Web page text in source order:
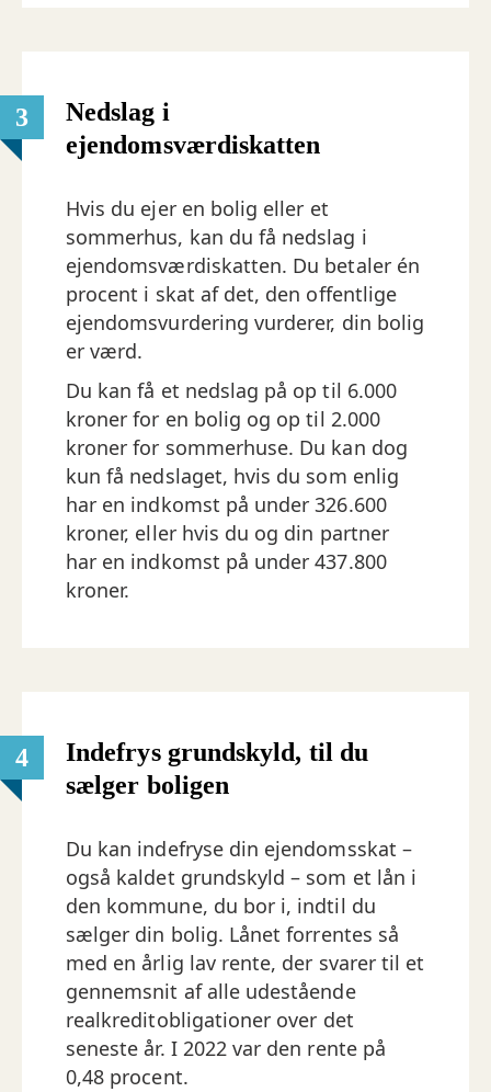
3
Nedslag i
ejendomsværdiskatten
Hvis du ejer en bolig eller et
sommerhus, kan du få nedslag i
ejendomsværdiskatten. Du betaler én
procent i skat af det, den offentlige
ejendomsvurdering vurderer, din bolig
er værd.
Du kan få et nedslag på op til 6.000
kroner for en bolig og op til 2.000
kroner for sommerhuse. Du kan dog
kun få nedslaget, hvis du som enlig
har en indkomst på under 326.600
kroner, eller hvis du og din partner
har en indkomst på under 437.800
kroner.
4
Indefrys grundskyld, til du
sælger boligen
Du kan indefryse din ejendomsskat –
også kaldet grundskyld – som et lån i
den kommune, du bor i, indtil du
sælger din bolig. Lånet forrentes så
med en årlig lav rente, der svarer til et
gennemsnit af alle udestående
realkreditobligationer over det
seneste år. I 2022 var den rente på
0,48 procent.